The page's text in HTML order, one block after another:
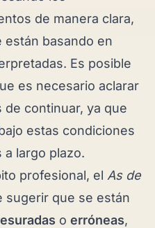
de manera clara,
están basando en
Es posible
es necesario aclarar
de continuar, ya que
estas condiciones
largo plazo.
profesional, el As de
que se están
o erróneas,